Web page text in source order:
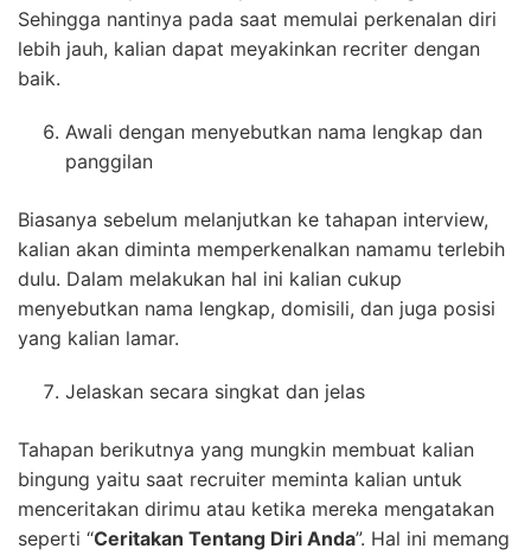
Sehingga nantinya pada saat memulai perkenalan diri
lebih jauh, kalian dapat meyakinkan recriter dengan
baik.
Awali dengan menyebutkan nama lengkap dan
panggilan
Biasanya sebelum melanjutkan ke tahapan interview,
kalian akan diminta memperkenalkan namamu terlebih
dulu. Dalam melakukan hal ini kalian cukup
menyebutkan nama lengkap, domisili, dan juga posisi
yang kalian lamar.
Jelaskan secara singkat dan jelas
Tahapan berikutnya yang mungkin membuat kalian
bingung yaitu saat recruiter meminta kalian untuk
menceritakan dirimu atau ketika mereka mengatakan
seperti “Ceritakan Tentang Diri Anda”. Hal ini memang